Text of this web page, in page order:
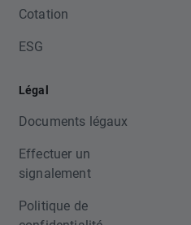
Cotation
ESG
Légal
Documents légaux
Effectuer un
signalement
Politique de